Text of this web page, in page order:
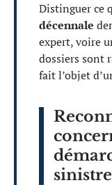
Distinguer ce
décennale
expert, voire
dossiers sont
fait l’objet
sinistre